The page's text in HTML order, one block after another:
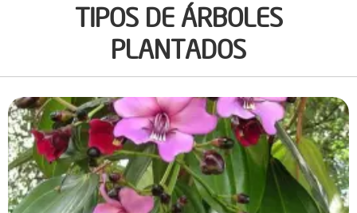
TIPOS DE ÁRBOLES
PLANTADOS